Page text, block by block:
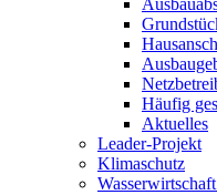
Häufig
Aktuelles
Leader-Projekt
Klimaschutz